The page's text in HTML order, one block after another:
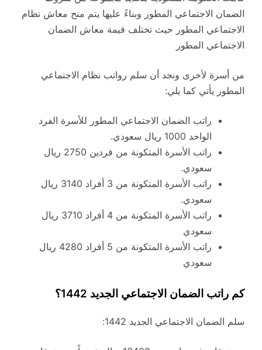
الضمان الاجتماعي المطور وبناءً عليها يتم منح معاش نظام
الاجتماعي المطور حيث تختلف قيمة معاش الضمان
الاجتماعي المطور
من أسرة لأخرى ونجد أن سلم رواتب نظام الاجتماعي
المطور يأتي كما يلي:
راتب الضمان الاجتماعي المطور للأسرة الفرد
الواحد 1000 ريال سعودي.
راتب الأسرة المتكونة من فردين 2750 ريال
سعودي.
راتب الأسرة المتكونة من 3 أفراد 3140 ريال
سعودي.
راتب الأسرة المتكونة من 4 أفراد 3710 ريال
سعودي
راتب الأسرة المتكونة من 5 أفراد 4280 ريال
سعودي
كم راتب الضمان الاجتماعي الجديد 1442؟
سلم الضمان الاجتماعي الجديد 1442: